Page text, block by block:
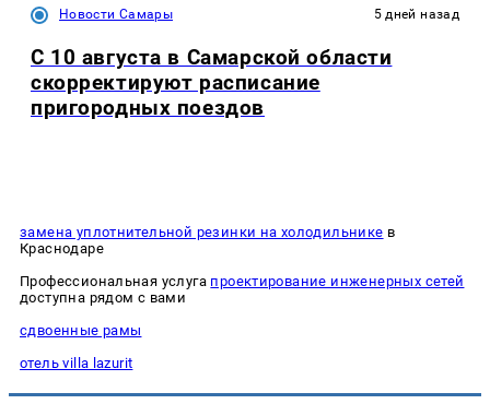
Новости Самары 5 дней назад
С 10 августа в Самарской области
скорректируют расписание
пригородных поездов
замена уплотнительной резинки на холодильнике в
Краснодаре
Профессиональная услуга проектирование инженерных сетей
доступна рядом с вами
сдвоенные рамы
отель villa lazurit